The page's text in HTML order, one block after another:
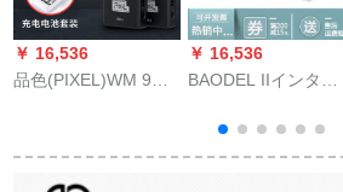
￥ 16,536
品色(PIXEL)WM 9小
ヤノニコンソニー一
眼レフテープテープ
￥ 16,536
BAODEL IIインタ
メセルグリップ+マイ
ク